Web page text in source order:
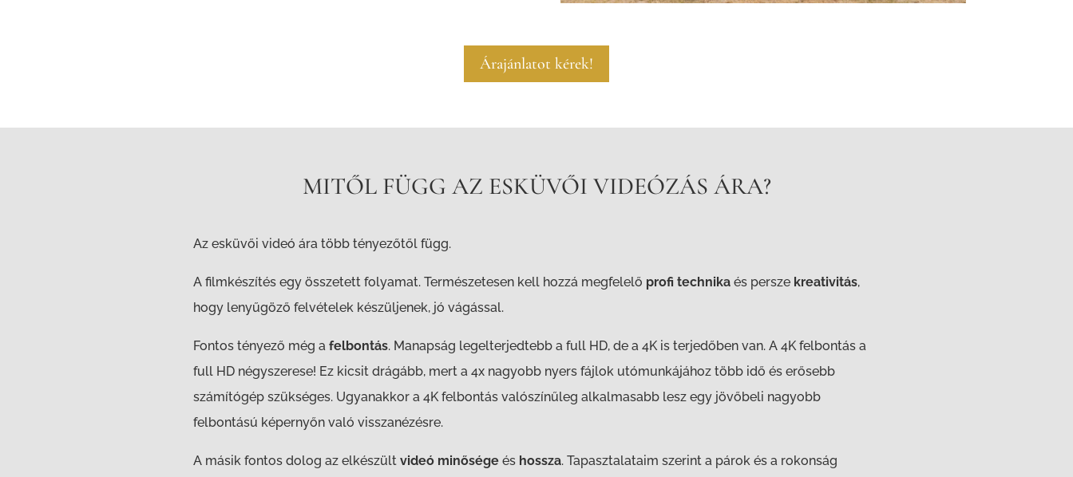
Árajánlatot kérek!
MITŐL FÜGG AZ ESKÜVŐI VIDEÓZÁS ÁRA?
Az esküvői videó ára több tényezőtől függ.
A filmkészítés egy összetett folyamat. Természetesen kell hozzá megfelelő profi technikaés persze kreativitás,
hogy lenyűgöző felvételek készüljenek, jó vágással.
Fontos tényező még a felbontás. Manapság legelterjedtebb a full HD, de a 4K is terjedőben van. A 4K felbontás a
full HD négyszerese! Ez kicsit drágább, mert a 4x nagyobb nyers fájlok utómunkájához több idő és erősebb
számítógép szükséges. Ugyanakkor a 4K felbontás valószínűleg alkalmasabb lesz egy jövőbeli nagyobb
felbontású képernyőn való visszanézésre.
A másik fontos dolog az elkészült videó minősége és hossza. Tapasztalataim szerint a párok és a rokonság